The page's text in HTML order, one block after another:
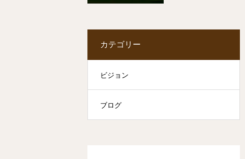
カテゴリー
ビジョン
ブログ